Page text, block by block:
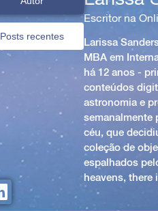
Posts recentes
Escritor na
Larissa
MBA em
há 12 anos -
conteúdos
astronomia e
semanalmente
céu, que
coleção de
espalhados
heavens,